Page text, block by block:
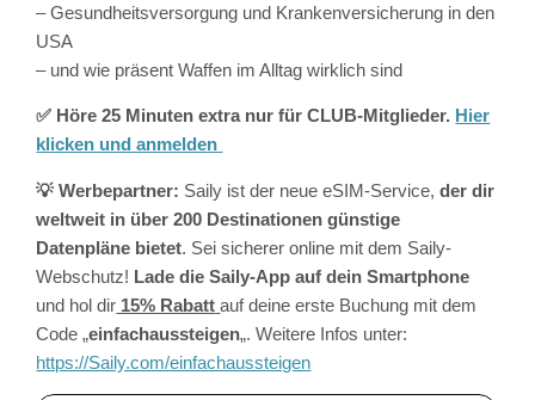
– Gesundheitsversorgung und Krankenversicherung in den
USA
– und wie präsent Waffen im Alltag wirklich sind
✅ Höre 25 Minuten extra nur für CLUB-Mitglieder. Hier
klicken und anmelden
💡 Werbepartner: Saily ist der neue eSIM-Service,der dir
weltweit in über 200 Destinationen günstige
Datenpläne bietet. Sei sicherer online mit dem Saily-
Webschutz! Lade die Saily-App auf dein Smartphone
und hol dir 15% Rabatt auf deine erste Buchung mit dem
Code „einfachaussteigen„. Weitere Infos unter:
https://Saily.com/einfachaussteigen